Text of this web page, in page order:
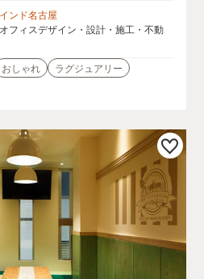
ンド名古屋
フィスデザイン・設計・施工・不動
おしゃれ
ラグジュアリー